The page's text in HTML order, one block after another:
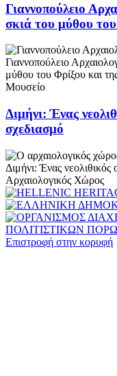
Γιαννοπούλειο
σκιά του μύθου
Γιαννοπούλειο
μύθου του Φρίξου και
Μουσείο
Διμήνι: Ένας
σχεδιασμό
Διμήνι: Ένας
Αρχαιολογικός Χώρος
Επιστροφή στην κορυφή